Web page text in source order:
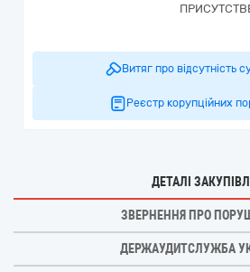
Витяг про відсутність
Реєстр корупційних
ДЕТАЛІ ЗАКУПІВЛІ
ЗВЕРНЕННЯ ПРО
ДЕРЖАУДИТСЛУЖБА